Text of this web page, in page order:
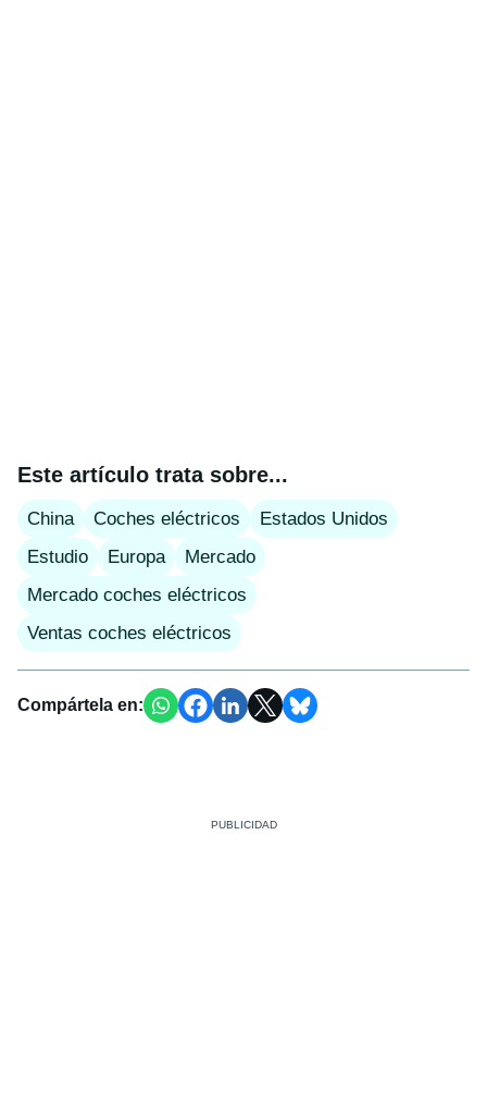
Este artículo trata sobre...
China Coches eléctricos
Estados Unidos
Estudio
Europa
Mercado
Mercado coches eléctricos
Ventas coches eléctricos
Compártela en: